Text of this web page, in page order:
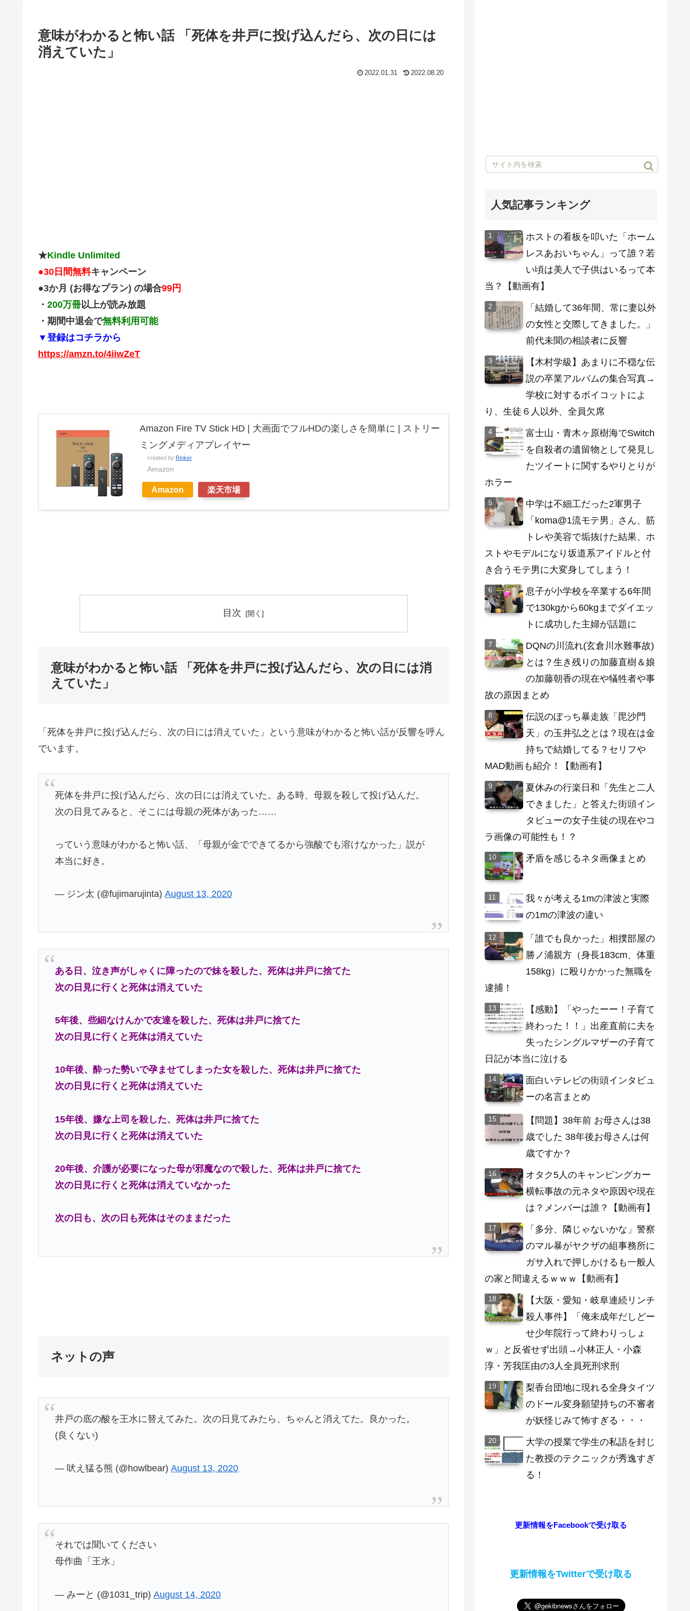
意味がわかると怖い話 「死体を井戸に投げ込んだら、次の日には
消えていた」
2022.01.31 2022.08.20
★Kindle Unlimited
●30日間無料キャンペーン
●3か月 (お得なプラン) の場合99円
・ 200万冊以上が読み放題
・期間中退会で無料利用可能
▼登録はコチラから
https://amzn.to/4iiwZeT
Amazon Fire TV Stick HD | 大画面でフルHDの楽しさを簡単に | ストリー
ミングメディアプレイヤー
created by Rinker
Amazon
Amazon 楽天市場
目次
意味がわかると怖い話 「死体を井戸に投げ込んだら、次の日には消
えていた」
「死体を井戸に投げ込んだら、次の日には消えていた」という意味がわかると怖い話が反響を呼ん
でいます。
死体を井戸に投げ込んだら、次の日には消えていた。ある時、母親を殺して投げ込んだ。
次の日見てみると、そこには母親の死体があった……
っていう意味がわかると怖い話、「母親が金でできてるから強酸でも溶けなかった」説が
本当に好き。
— ジン太 (@fujimarujinta)August 13, 2020
ある日、泣き声がしゃくに障ったので妹を殺した、死体は井戸に捨てた
次の日見に行くと死体は消えていた
5年後、些細なけんかで友達を殺した、死体は井戸に捨てた
次の日見に行くと死体は消えていた
10年後、酔った勢いで孕ませてしまった女を殺した、死体は井戸に捨てた
次の日見に行くと死体は消えていた
15年後、嫌な上司を殺した、死体は井戸に捨てた
次の日見に行くと死体は消えていた
20年後、介護が必要になった母が邪魔なので殺した、死体は井戸に捨てた
次の日見に行くと死体は消えていなかった
次の日も、次の日も死体はそのままだった
ネットの声
井戸の底の酸を王水に替えてみた。次の日見てみたら、ちゃんと消えてた。良かった。
(良くない)
— 吠え猛る熊 (@howlbear)August 13, 2020
それでは聞いてください
母作曲「王水」
— みーと (@1031_trip)August 14, 2020
人気記事ランキング
ホストの看板を叩いた「ホーム
レスあおいちゃん」って誰？若
い頃は美人で子供はいるって本
当？【動画有】
「結婚して36年間、常に妻以外
の女性と交際してきました。」
前代未聞の相談者に反響
【木村学級】あまりに不穏な伝
説の卒業アルバムの集合写真→
学校に対するボイコットによ
り、生徒６人以外、全員欠席
富士山・青木ヶ原樹海でSwitch
を自殺者の遺留物として発見し
たツイートに関するやりとりが
ホラー
中学は不細工だった2軍男子
「koma@1流モテ男」さん、筋
トレや美容で垢抜けた結果、ホ
ストやモデルになり坂道系アイドルと付
き合うモテ男に大変身してしまう！
息子が小学校を卒業する6年間
で130kgから60kgまでダイエッ
トに成功した主婦が話題に
DQNの川流れ(玄倉川水難事故)
とは？生き残りの加藤直樹＆娘
の加藤朝香の現在や犠牲者や事
故の原因まとめ
伝説のぼっち暴走族「毘沙門
天」の玉井弘之とは？現在は金
持ちで結婚してる？セリフや
MAD動画も紹介！【動画有】
夏休みの行楽日和「先生と二人
できました」と答えた街頭イン
タビューの女子生徒の現在やコ
ラ画像の可能性も！？
矛盾を感じるネタ画像まとめ
我々が考える1mの津波と実際
の1mの津波の違い
「誰でも良かった」相撲部屋の
勝ノ浦親方（身長183cm、体重
158kg）に殴りかかった無職を
逮捕！
【感動】「やったーー！子育て
終わった！！」出産直前に夫を
失ったシングルマザーの子育て
日記が本当に泣ける
面白いテレビの街頭インタビュ
ーの名言まとめ
【問題】38年前 お母さんは38
歳でした 38年後お母さんは何
歳ですか？
オタク5人のキャンピングカー
横転事故の元ネタや原因や現在
は？メンバーは誰？【動画有】
「多分、隣じゃないかな」警察
のマル暴がヤクザの組事務所に
ガサ入れで押しかけるも一般人
の家と間違えるｗｗｗ【動画有】
【大阪・愛知・岐阜連続リンチ
殺人事件】「俺未成年だしどー
せ少年院行って終わりっしょ
ｗ」と反省せず出頭→小林正人・小森
淳・芳我匡由の3人全員死刑求刑
梨香台団地に現れる全身タイツ
のドール変身願望持ちの不審者
が妖怪じみて怖すぎる・・・
大学の授業で学生の私語を封じ
た教授のテクニックが秀逸すぎ
る！
更新情報をFacebookで受け取る
更新情報をTwitterで受け取る